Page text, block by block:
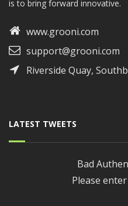
is to bring forward innovative.
www.grooni.com
support@grooni.com
Riverside Quay,
LATEST TWEETS
Bad
Please